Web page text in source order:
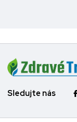
Sledujte nás